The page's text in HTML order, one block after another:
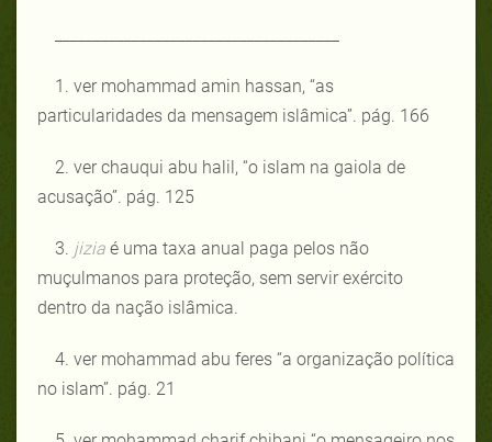
1. ver mohammad amin hassan, “as
particularidades da mensagem islâmica”. pág. 166
2. ver chauqui abu halil, “o islam na gaiola de
acusação”. pág. 125
3. jizia é uma taxa anual paga pelos não
muçulmanos para proteção, sem servir exército
dentro da nação islâmica.
4. ver mohammad abu feres “a organização política
no islam”. pág. 21